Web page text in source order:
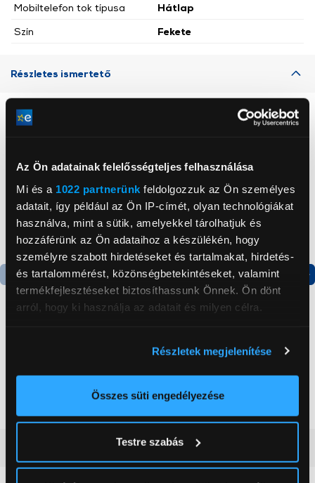
Az Ön adatainak felelősségteljes felhasználása
Mi és a 1022 partnerünk feldolgozzuk az Ön személyes
adatait, így például az Ön IP-címét, olyan technológiákat
használva, mint a sütik, amelyekkel tárolhatjuk és
hozzáférünk az Ön adataihoz a készülékén, hogy
személyre szabott hirdetéseket és tartalmakat, hirdetés-
és tartalommérést, közönségbetekintéseket, valamint
termékfejlesztéseket biztosíthassunk Önnek. Ön dönt
arról, hogy ki használja az adatait és milyen célra.
elhelyezkedéséről pár méteres pontossággal
Az Ön készülékén beazonosítása annak konkrét
módjairól és adja meg preferenciáit aRészletek
pontban. Bármikor módosíthatja vagy visszavonhatja a
Sütinyilatkozathoz való hozzájárulását.
Részletek megjelenítése
Összes süti engedélyezése
Testre szabás
Mobiltelefon tok típusa
Hátlap
Szín
Fekete
Részletes ismertető
Termék adatlap Termék adatlap
Alulfagyasztós
179 999 Ft
(0)